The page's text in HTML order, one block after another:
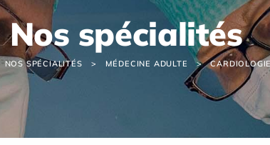
Nos spécialités
NOS SPÉCIALITÉS MÉDECINE ADULTE